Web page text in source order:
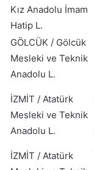
Kız Anadolu İmam
Hatip L.
GÖLCÜK / Gölcük
Mesleki ve Teknik
Anadolu L.
İZMİT / Atatürk
Mesleki ve Teknik
Anadolu L.
İZMİT / Atatürk